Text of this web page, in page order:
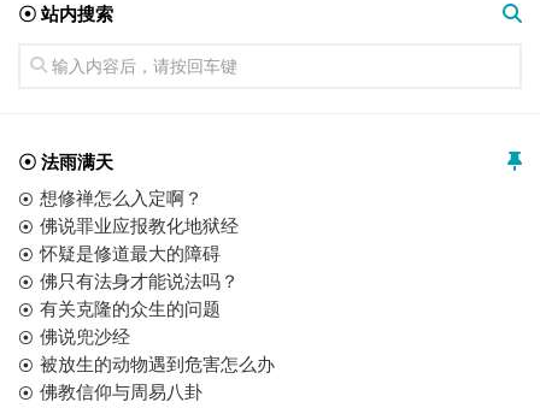
☉ 站内搜索
☉ 法雨满天
想修禅怎么入定啊？
佛说罪业应报教化地狱经
怀疑是修道最大的障碍
佛只有法身才能说法吗？
有关克隆的众生的问题
佛说兜沙经
被放生的动物遇到危害怎么办
佛教信仰与周易八卦